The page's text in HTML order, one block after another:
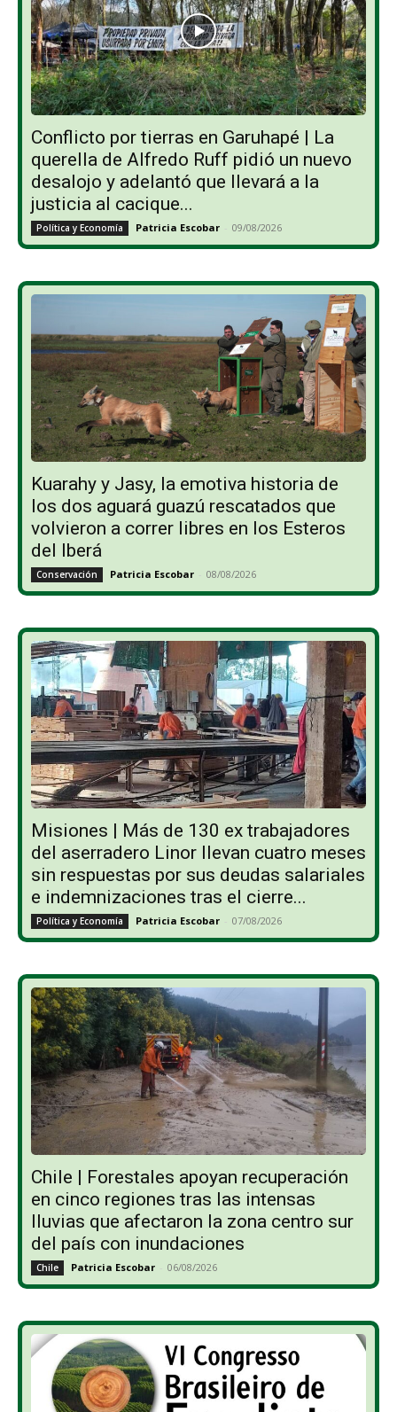
Conflicto por tierras en Garuhapé | La
querella de Alfredo Ruff pidió un nuevo
desalojo y adelantó que llevará a la
justicia al cacique...
Política y Economía Patricia Escobar - 09/08/2026
Kuarahy y Jasy, la emotiva historia de
los dos aguará guazú rescatados que
volvieron a correr libres en los Esteros
del Iberá
Conservación Patricia Escobar - 08/08/2026
Misiones | Más de 130 ex trabajadores
del aserradero Linor llevan cuatro meses
sin respuestas por sus deudas salariales
e indemnizaciones tras el cierre...
Política y Economía Patricia Escobar - 07/08/2026
Chile | Forestales apoyan recuperación
en cinco regiones tras las intensas
lluvias que afectaron la zona centro sur
del país con inundaciones
Chile Patricia Escobar - 06/08/2026